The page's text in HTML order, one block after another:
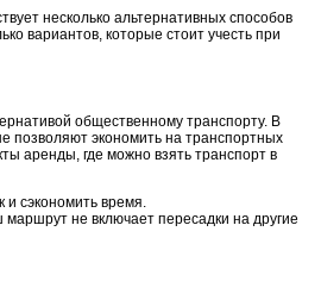
несколько альтернативных способов
вариантов, которые стоит учесть при
общественному транспорту. В
позволяют экономить на транспортных
аренды, где можно взять транспорт в
и сэкономить время.
не включает пересадки на другие